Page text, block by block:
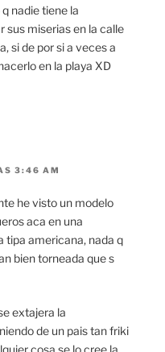
nadie tiene la
sus miserias en la calle
si de por si a veces a
en la playa XD
3:46 AM
he visto un modelo
aca en una
tipa americana, nada q
bien torneada que s
extajera la
de un pais tan friki
cosa se lo cree la